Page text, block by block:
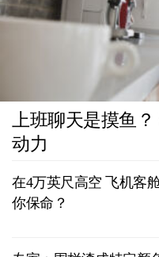
上班聊天是摸鱼
动力
在4万英尺高空 飞机客
你保命？